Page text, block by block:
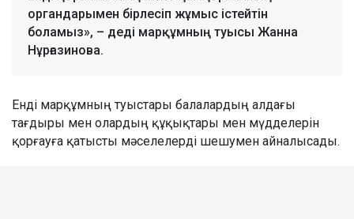
органдарымен бірлесіп жұмыс істейтін
боламыз», – деді марқұмның туысы Жанна
Нұрғазинова.
Енді марқұмның туыстары балалардың алдағы
тағдыры мен олардың құқықтары мен мүдделерін
қорғауға қатысты мәселелерді шешумен айналысады.